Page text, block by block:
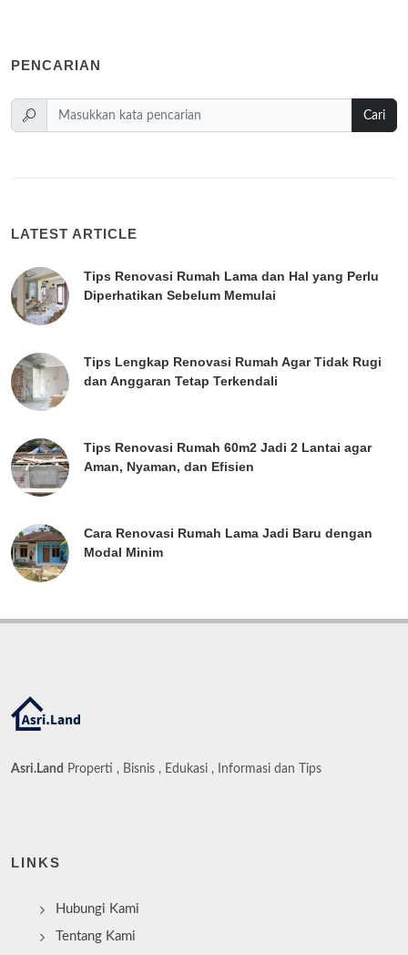
PENCARIAN
Cari
LATEST ARTICLE
Tips Renovasi Rumah Lama dan Hal yang Perlu
Diperhatikan Sebelum Memulai
Tips Lengkap Renovasi Rumah Agar Tidak Rugi
dan Anggaran Tetap Terkendali
Tips Renovasi Rumah 60m2 Jadi 2 Lantai agar
Aman, Nyaman, dan Efisien
Cara Renovasi Rumah Lama Jadi Baru dengan
Modal Minim
Asri.Land Properti , Bisnis , Edukasi , Informasi dan Tips
LINKS
Hubungi Kami
Tentang Kami